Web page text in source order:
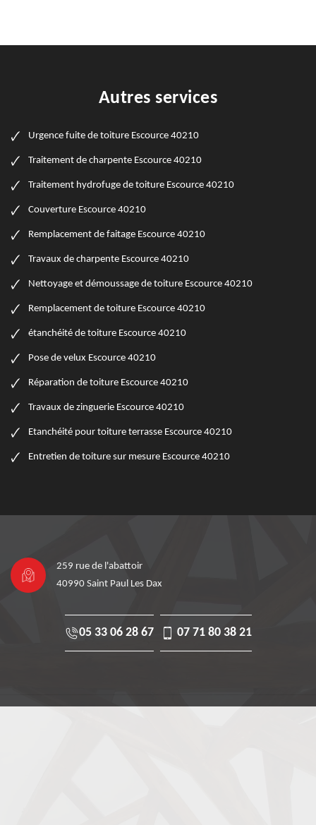
Autres services
Urgence fuite de toiture Escource 40210
Traitement de charpente Escource 40210
Traitement hydrofuge de toiture Escource 40210
Couverture Escource 40210
Remplacement de faitage Escource 40210
Travaux de charpente Escource 40210
Nettoyage et démoussage de toiture Escource 40210
Remplacement de toiture Escource 40210
étanchéité de toiture Escource 40210
Pose de velux Escource 40210
Réparation de toiture Escource 40210
Travaux de zinguerie Escource 40210
Etanchéité pour toiture terrasse Escource 40210
Entretien de toiture sur mesure Escource 40210
259 rue de l'abattoir
40990 Saint Paul Les Dax
05 33 06 28 67 07 71 80 38 21